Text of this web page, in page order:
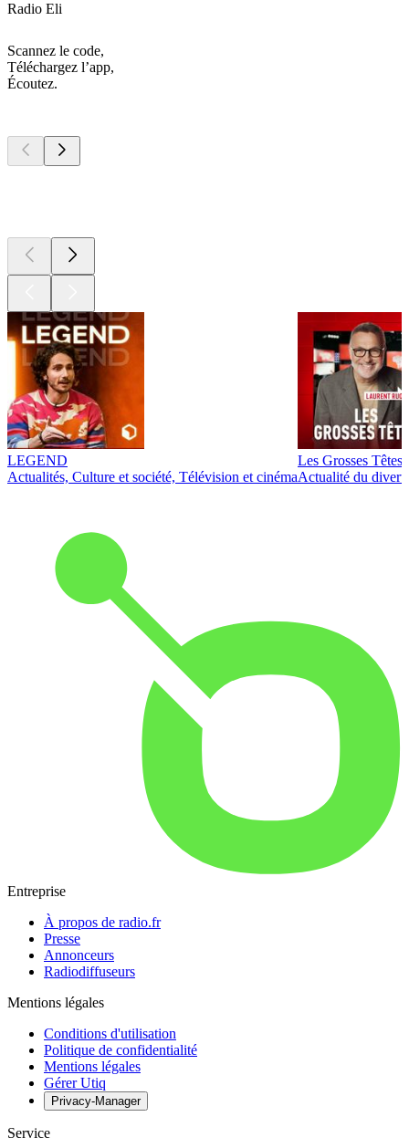
Radio Eli
Scannez le code,
Téléchargez l’app,
Écoutez.
LEGEND
Actualités, Culture et société, Télévision et cinéma
Les Grosses Têtes
Actualité du
Entreprise
À propos de radio.fr
Presse
Annonceurs
Radiodiffuseurs
Mentions légales
Conditions d'utilisation
Politique de confidentialité
Mentions légales
Gérer Utiq
Privacy-Manager
Service